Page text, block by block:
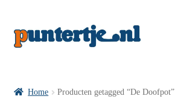
Home Producten getagged “De Doofpot”